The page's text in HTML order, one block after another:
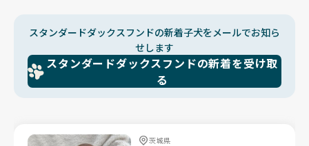
スタンダードダックスフンドの新着子犬をメールでお知ら
せします
スタンダードダックスフンドの新着を受け取
る
茨城県